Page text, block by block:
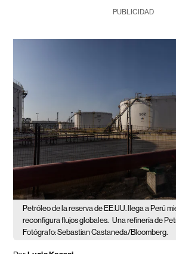
PUBLICIDAD
Petróleo de la reserva de EE.UU. llega a Perú
reconfigura flujos globales. Una refinería de
Fotógrafo: Sebastian Castaneda/Bloomberg.